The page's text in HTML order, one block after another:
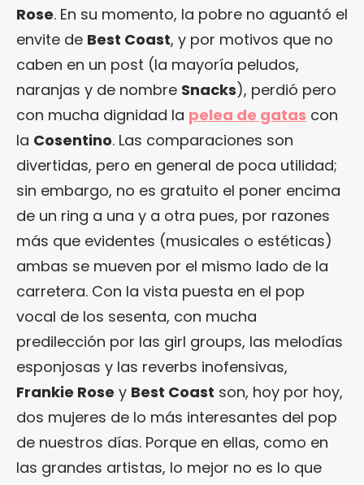
Rose. En su momento, la pobre no aguantó el
envite de Best Coast, y por motivos que no
caben en un post (la mayoría peludos,
naranjas y de nombre Snacks), perdió pero
con mucha dignidad la pelea de gatas con
la Cosentino. Las comparaciones son
divertidas, pero en general de poca utilidad;
sin embargo, no es gratuito el poner encima
de un ring a una y a otra pues, por razones
más que evidentes (musicales o estéticas)
ambas se mueven por el mismo lado de la
carretera. Con la vista puesta en el pop
vocal de los sesenta, con mucha
predilección por las girl groups, las melodías
esponjosas y las reverbs inofensivas,
Frankie Rose y Best Coast son, hoy por hoy,
dos mujeres de lo más interesantes del pop
de nuestros días. Porque en ellas, como en
las grandes artistas, lo mejor no es lo que